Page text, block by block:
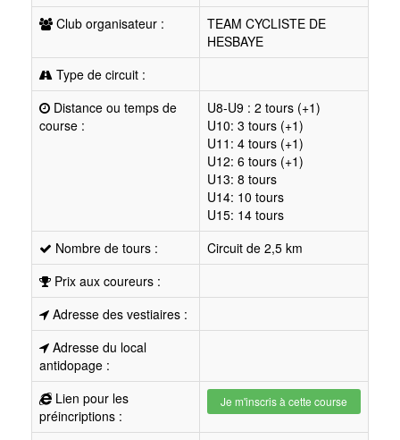
Club organisateur :
TEAM CYCLISTE DE
HESBAYE
Type de circuit :
Distance ou temps de
course :
U8-U9 : 2 tours (+1)
U10: 3 tours (+1)
U11: 4 tours (+1)
U12: 6 tours (+1)
U13: 8 tours
U14: 10 tours
U15: 14 tours
Nombre de tours :
Circuit de 2,5 km
Prix aux coureurs :
Adresse des vestiaires :
Adresse du local
antidopage :
Lien pour les
préincriptions :
Je m'inscris à cette course